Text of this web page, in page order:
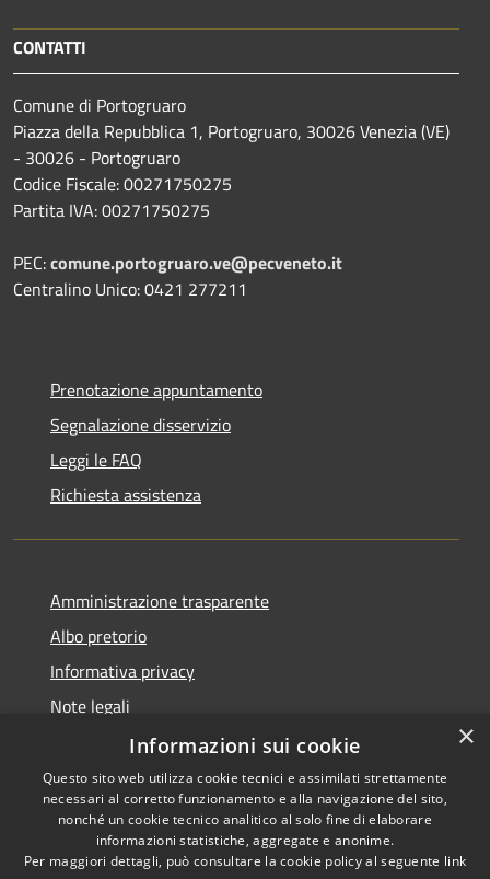
CONTATTI
Comune di Portogruaro
Piazza della Repubblica 1, Portogruaro, 30026 Venezia (VE)
- 30026 - Portogruaro
Codice Fiscale: 00271750275
Partita IVA: 00271750275
PEC:comune.portogruaro.ve@pecveneto.it
Centralino Unico: 0421 277211
Prenotazione appuntamento
Segnalazione disservizio
Leggi le FAQ
Richiesta assistenza
Amministrazione trasparente
Albo pretorio
Informativa privacy
Note legali
Dichiarazione di accessibilità
RSS
Copyright © 2026 • Comune di
×
Informazioni sui cookie
Questo sito web utilizza cookie tecnici e assimilati strettamente
necessari al corretto funzionamento e alla navigazione del sito,
nonché un cookie tecnico analitico al solo fine di elaborare
informazioni statistiche, aggregate e anonime.
Per maggiori dettagli, può consultare la cookie policy al seguente link